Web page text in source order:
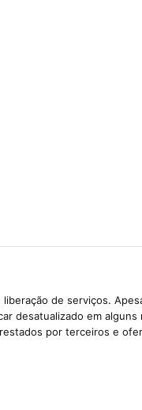
de serviços.
desatualizado em alguns
por terceiros e